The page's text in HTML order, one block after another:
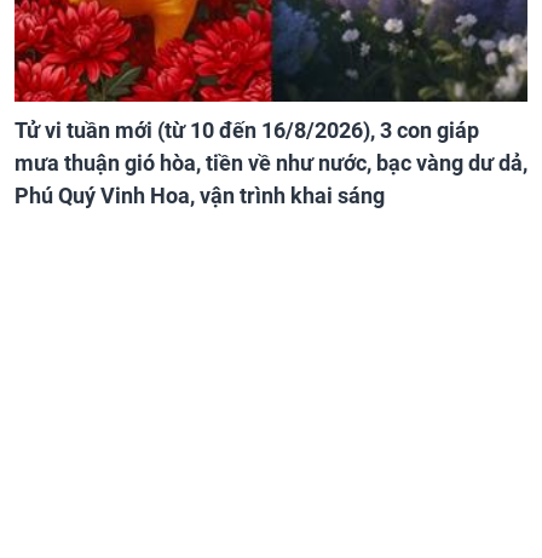
Tử vi tuần mới (từ 10 đến 16/8/2026), 3 con giáp
mưa thuận gió hòa, tiền về như nước, bạc vàng dư dả,
Phú Quý Vinh Hoa, vận trình khai sáng